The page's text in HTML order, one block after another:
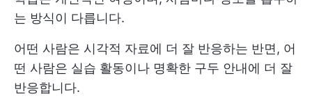
는 방식이 다릅니다.
어떤 사람은 시각적 자료에 더 잘 반응하는 반면, 어
떤 사람은 실습 활동이나 명확한 구두 안내에 더 잘
반응합니다.